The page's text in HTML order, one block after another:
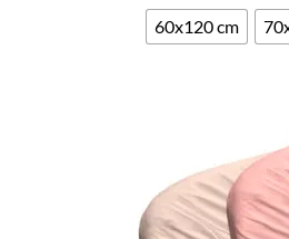
60x120 cm